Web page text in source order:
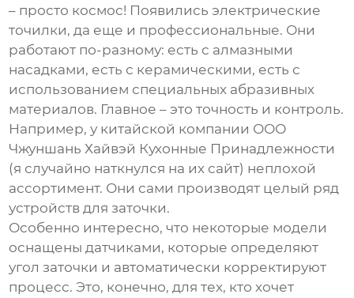
– просто космос! Появились электрические
точилки, да еще и профессиональные. Они
работают по-разному: есть с алмазными
насадками, есть с керамическими, есть с
использованием специальных абразивных
материалов. Главное – это точность и контроль.
Например, у китайской компании ООО
Чжуншань Хайвэй Кухонные Принадлежности
(я случайно наткнулся на их сайт) неплохой
ассортимент. Они сами производят целый ряд
устройств для заточки.
Особенно интересно, что некоторые модели
оснащены датчиками, которые определяют
угол заточки и автоматически корректируют
процесс. Это, конечно, для тех, кто хочет